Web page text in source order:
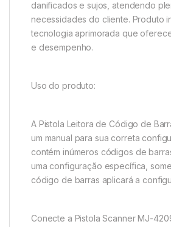
danificados e sujos, atendendo
necessidades do cliente. Produto
tecnologia aprimorada que
e desempenho.
Uso do produto:
A Pistola Leitora de Código de
um manual para sua correta
contém inúmeros códigos de
uma configuração específica,
código de barras aplicará a
Conecte a Pistola Scanner MJ-